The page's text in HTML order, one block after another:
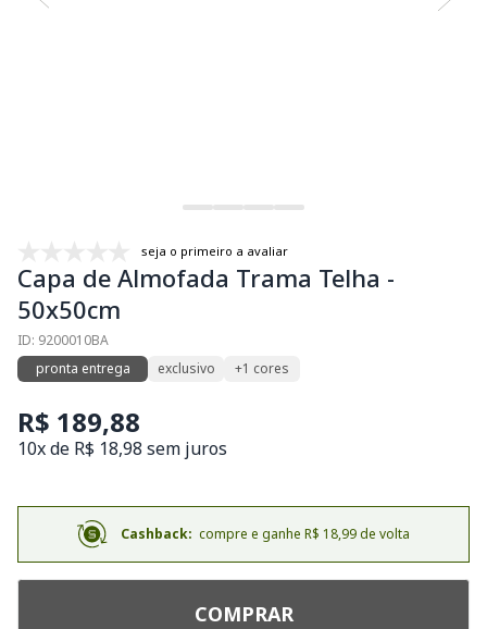
seja o primeiro a avaliar
Capa de Almofada Trama Telha -
50x50cm
ID: 9200010BA
pronta entrega
exclusivo +1 cores
R$ 189,88
10x de R$ 18,98 sem juros
Cashback: compre e ganhe R$ 18,99 de volta
COMPRAR